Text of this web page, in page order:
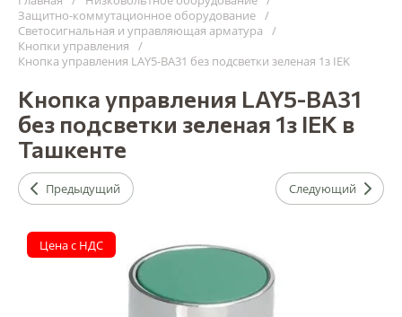
Защитно-коммутационное оборудование /
Светосигнальная и управляющая арматура
/
Кнопки управления
/
Кнопка управления LAY5-BA31 без подсветки зеленая 1з IEK
Кнопка управления LAY5-BA31
без подсветки зеленая 1з IEK в
Ташкенте
Предыдущий Следующий
Цена с НДС